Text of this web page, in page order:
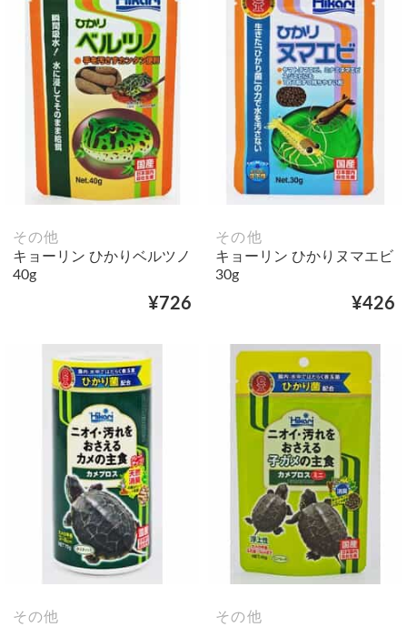
その他
キョーリン ひかりベルツノ
40g
¥726
その他
キョーリン ひかりヌマエビ
30g
¥426
その他
その他